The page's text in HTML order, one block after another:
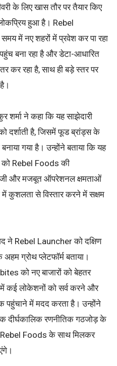
के लिए खास तौर पर तैयार किए
हुआ है। Rebel
में नए शहरों में प्रवेश कर पा रहा
बना रहा है और डेटा-आधारित
कर रहा है, साथ ही बड़े स्तर पर
ने कहा कि यह साझेदारी
दर्शाती है, जिसमें फूड ब्रांड्स के
गया है। उन्होंने बताया कि यह
को Rebel Foods की
और मजबूत ऑपरेशनल क्षमताओं
कुशलता से विस्तार करने में सक्षम
ने Rebel Launcher को दक्षिण
ग्रोथ प्लेटफॉर्म बताया।
को नए बाजारों को बेहतर
कई लोकेशनों को सर्व करने और
पहुंचाने में मदद करता है। उन्होंने
दीर्घकालिक रणनीतिक गठजोड़ के
Foods के साथ मिलकर